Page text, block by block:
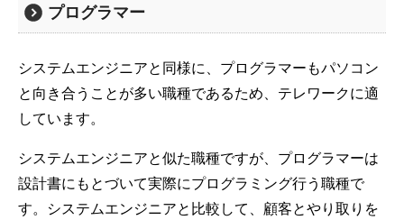
プログラマー
システムエンジニアと同様に、プログラマーもパソコン
と向き合うことが多い職種であるため、テレワークに適
しています。
システムエンジニアと似た職種ですが、プログラマーは
設計書にもとづいて実際にプログラミング行う職種で
す。システムエンジニアと比較して、顧客とやり取りを